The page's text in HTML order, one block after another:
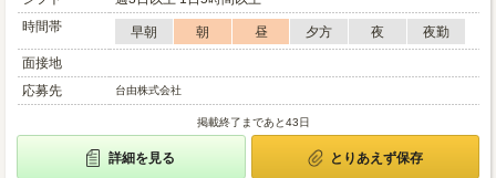
時間帯
早朝 朝 昼 夕方 夜
夜勤
面接地
応募先
台由株式会社
掲載終了まであと43日
詳細を見る とりあえず保存